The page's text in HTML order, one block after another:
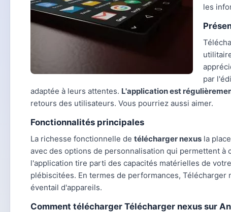
les
par
adaptée à leurs attentes. L'application est
retours des utilisateurs. Vous pourriez aussi aimer.
Fonctionnalités principales
La richesse fonctionnelle de télécharger nexus la
avec des options de personnalisation qui permettent
l'application tire parti des capacités matérielles de
plébiscitées. En termes de performances,
éventail d'appareils.
Comment télécharger Télécharger nexus sur